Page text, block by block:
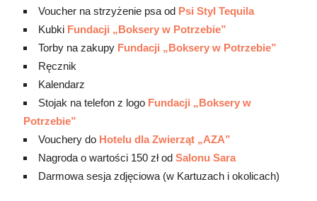
Voucher na strzyżenie psa od Psi Styl Tequila
Kubki Fundacji „Boksery w Potrzebie”
Torby na zakupy Fundacji „Boksery w Potrzebie”
Ręcznik
Kalendarz
Stojak na telefon z logo Fundacji „Boksery w
Potrzebie”
Vouchery do Hotelu dla Zwierząt „AZA”
Nagroda o wartości 150 zł od Salonu Sara
Darmowa sesja zdjęciowa (w Kartuzach i okolicach)